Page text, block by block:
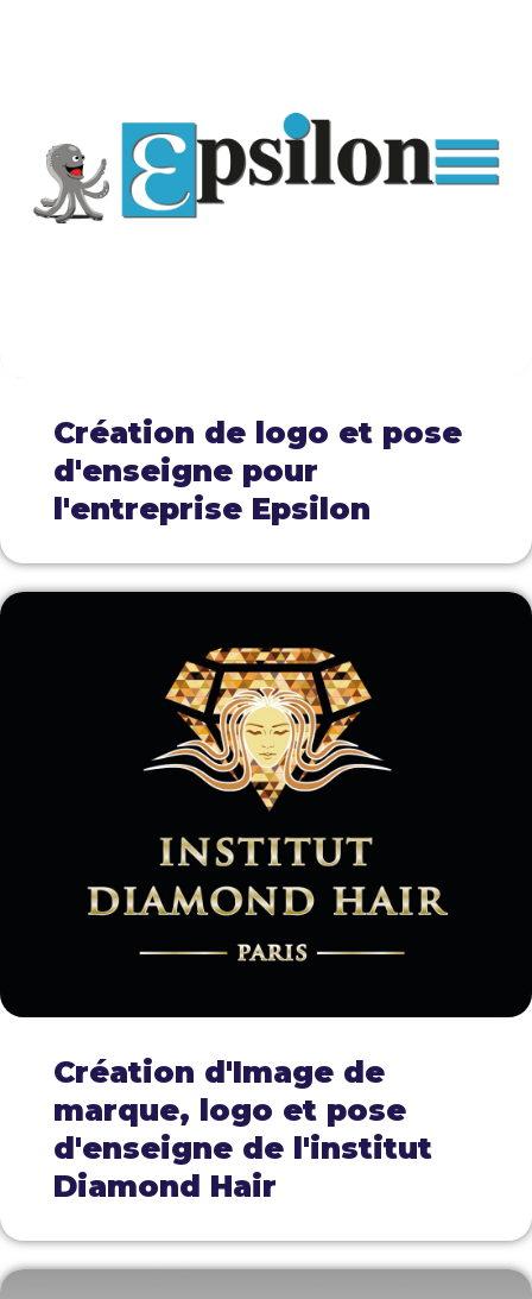
Création de logo et pose
d'enseigne pour
l'entreprise Epsilon
Création d'Image de
marque, logo et pose
d'enseigne de l'institut
Diamond Hair